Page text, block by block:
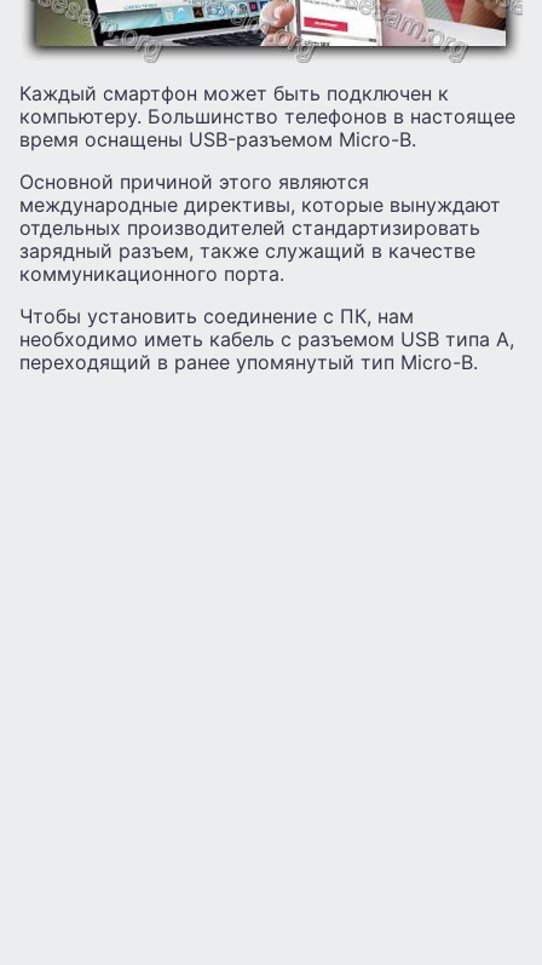
Каждый смартфон может быть подключен к
компьютеру. Большинство телефонов в настоящее
время оснащены USB-разъемом Micro-B.
Основной причиной этого являются
международные директивы, которые вынуждают
отдельных производителей стандартизировать
зарядный разъем, также служащий в качестве
коммуникационного порта.
Чтобы установить соединение с ПК, нам
необходимо иметь кабель с разъемом USB типа A,
переходящий в ранее упомянутый тип Micro-B.